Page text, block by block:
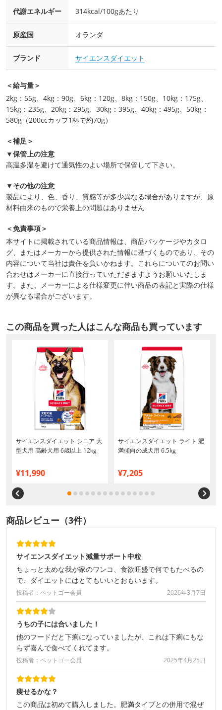
代謝エネルギー 314kcal/100gあたり
原産国 オランダ
ブランド サイエンスダイエット
＜給与量＞
2kg：55g、4kg：90g、6kg：120g、8kg：150g、10kg：175g、
15kg：235g、20kg：295g、30kg：395g、40kg：495g、50kg：
580g（200ccカップ1杯で約70g）
＜補足＞
▼保管上の注意
高温多湿を避けて通気性のよい場所で保管して下さい。
▼その他の注意
製品により、色、香り、質感等が多少異なる場合がありますが、原
材料由来のもので栄養上の問題はありません
＜免責事項＞
本サイトに掲載されている商品情報は、商品パッケージやカタロ
グ、またはメーカーから提供された情報に基づくものであり、その
内容について当社は責任を負いかねます。これらについてのお問い
合わせはメーカーに直接行っていただきますようお願いいたしま
す。また、メーカーによる仕様変更に伴い商品の表記と実際の仕様
が異なる場合がございます。
この商品を買った人はこんな商品も買っています
サイエンスダイエット シニア 大
型犬用 高齢犬用 6歳以上 12kg
¥11,990
サイエンスダイエット ライト 肥
満傾向の成犬用 6.5kg
¥7,205
商品レビュー（3件）
サイエンスダイエット減量サポート中粒
ちょっと太めな我が家のワンコ、食欲旺盛で何でもたべるの
で、ダイエットにはとてもいいとおもいます。
投稿者：ペットゴー会員 2026年3月7日
うちの子には合いました！
他のフードだと下痢になっていましたが、これは下痢にもな
らず喜んで食べてくれてます。
投稿者：ペットゴー会員 2025年4月25日
痩せるかな？
この商品は初めて購入しました。肥満タイプとの併用で混ぜ